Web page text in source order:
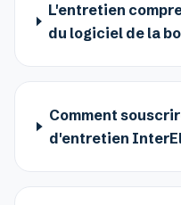
L'entretien
du logiciel de la
Comment
d'entretien